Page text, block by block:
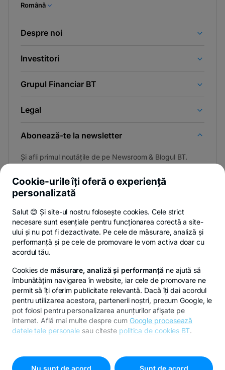
Română
Despre noi
Investitori
Grupul Financiar BT
Legal
Abonează-te la newsletter
Și afli primul noutățile de pe Newsroom & Blogul BT.
Privacy HubPolitica de confidențialitatePolitica de cookies
© Copyright 2026 Banca Transilvania. Toate drepturile
rezervate.
Cookie-urile îți oferă o experiență
personalizată
Salut 😊 Și site-ul nostru folosește cookies. Cele strict
necesare sunt esențiale pentru funcționarea corectă a site-
ului și nu pot fi dezactivate. Pe cele de măsurare, analiză și
performanță și pe cele de promovare le vom activa doar cu
acordul tău.
Cookies de măsurare, analiză și performanță ne ajută să
îmbunătățim navigarea în website, iar cele de promovare ne
permit să îți oferim publicitate relevantă. Dacă îți dai acordul
pentru utilizarea acestora, partenerii noștri, precum Google, le
pot folosi pentru personalizarea anunțurilor afișate pe
internet. Află mai multe despre cum Google procesează
datele tale personale sau citeste politica de cookies BT.
cookies"
Nu sunt de acord
Sunt de acord